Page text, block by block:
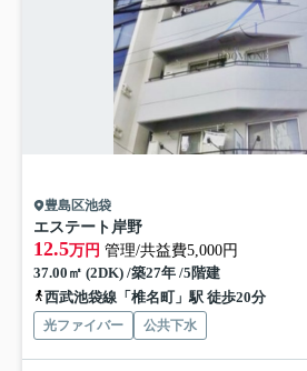
豊島区池袋
エステート岸野
12.5万円 管理/共益費5,000円
37.00㎡ (2DK) /築27年 /5階建
西武池袋線「椎名町」駅 徒歩20分
光ファイバー 公共下水